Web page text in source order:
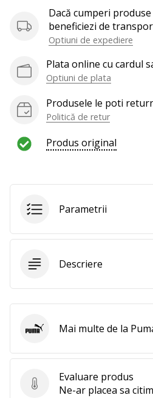
Dacă cumperi
beneficiezi de
Optiuni de expediere
Plata online cu cardul
Optiuni de plata
Produsele le poti
Politică de retur
Produs original
Parametrii
Descriere
Evaluare produs
Evaluare produs
Ne-ar placea sa
PumaMai multe de la